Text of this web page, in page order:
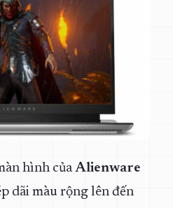
hình củaAlienware
dãi màu rộng lên đến